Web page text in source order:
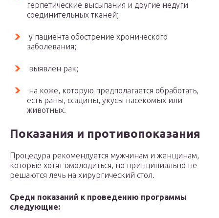
герпетические высыпания и другие недуги
соединительных тканей;
у пациента обострение хронического
заболевания;
выявлен рак;
на коже, которую предполагается обработать,
есть раны, ссадины, укусы насекомых или
животных.
Показания и противопоказания
Процедура рекомендуется мужчинам и женщинам,
которые хотят омолодиться, но принципиально не
решаются лечь на хирургический стол.
Среди показаний к проведению программы
следующие: